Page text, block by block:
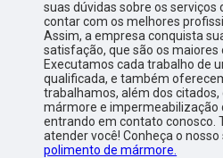
suas dúvidas sobre os serviços
contar com os melhores
Assim, a empresa conquista
satisfação, que são os maiores
Executamos cada trabalho de
qualificada, e também
trabalhamos, além dos
mármore e impermeabilização
entrando em contato conosco.
atender você! Conheça o nosso
polimento de mármore.